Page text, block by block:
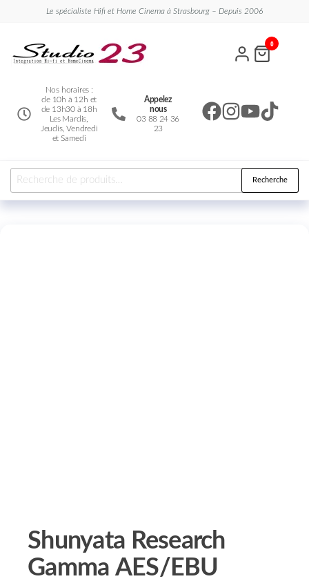
Le spécialiste Hifi et Home Cinema à Strasbourg – Depuis 2006
Nos horaires :
de 10h à 12h et
de 13h30 à 18h
Les Mardis,
Jeudis, Vendredi
et Samedi
Appelez
nous
03 88 24 36
23
0
Recherche
Shunyata Research
Gamma AES/EBU